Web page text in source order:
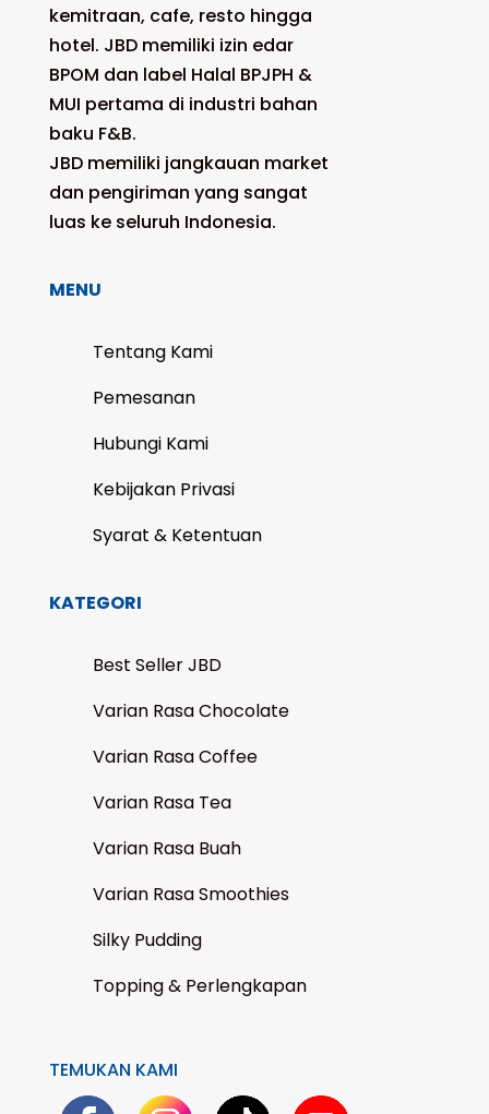
kemitraan, cafe, resto hingga
hotel. JBD memiliki izin edar
BPOM dan label Halal BPJPH &
MUI pertama di industri bahan
baku F&B.
JBD memiliki jangkauan market
dan pengiriman yang sangat
luas ke seluruh Indonesia.
MENU
Tentang Kami
Pemesanan
Hubungi Kami
Kebijakan Privasi
Syarat & Ketentuan
KATEGORI
Best Seller JBD
Varian Rasa Chocolate
Varian Rasa Coffee
Varian Rasa Tea
Varian Rasa Buah
Varian Rasa Smoothies
Silky Pudding
Topping & Perlengkapan
TEMUKAN KAMI